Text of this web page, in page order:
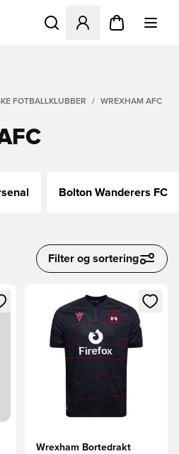
Åpner en Modal for å
FOTBALLKLUBBER WREXHAM AFC
Bolton Wanderers FC
Filter og sortering
inn eller registrere deg som
Åpner en Modal for å logge
Wrexham Bortedrakt